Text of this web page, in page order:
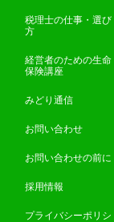
税理士の仕事・選び
方
経営者のための生命
保険講座
みどり通信
お問い合わせ
お問い合わせの前に
採用情報
プライバシーポリシ